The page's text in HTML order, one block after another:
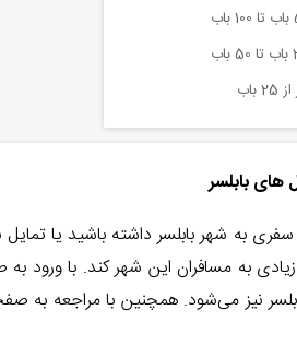
باب
های بابلسر
به شهر بابلسر داشته باشید یا
به مسافران این شهر کند. با ورود
نیز می‌شود. همچنین با مراجعه به